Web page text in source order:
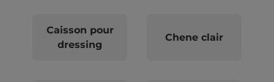
Caisson pour
dressing
Chene clair